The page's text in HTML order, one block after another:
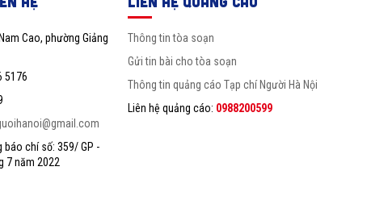
Cao, phường Giảng
5176
báo chí số: 359/ GP -
7 năm 2022
Thông tin tòa soạn
Gửi tin bài cho tòa soạn
Thông tin quảng cáo Tạp chí Người Hà Nội
Liên hệ quảng cáo: 0988200599